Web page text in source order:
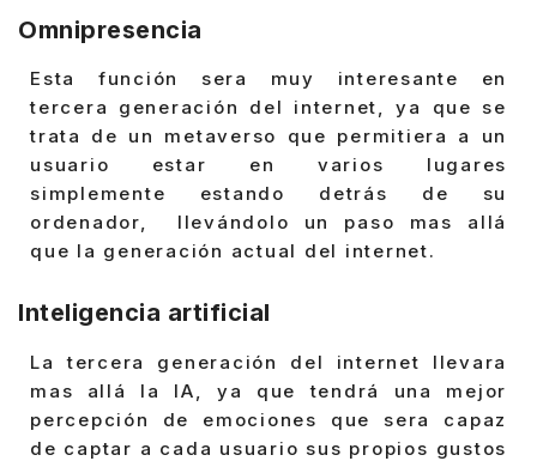
Omnipresencia
Esta función sera muy interesante en
tercera generación del internet, ya que se
trata de un metaverso que permitiera a un
usuario estar en varios lugares
simplemente estando detrás de su
ordenador, llevándolo un paso mas allá
que la generación actual del internet.
Inteligencia artificial
La tercera generación del internet llevara
mas allá la IA, ya que tendrá una mejor
percepción de emociones que sera capaz
de captar a cada usuario sus propios gustos